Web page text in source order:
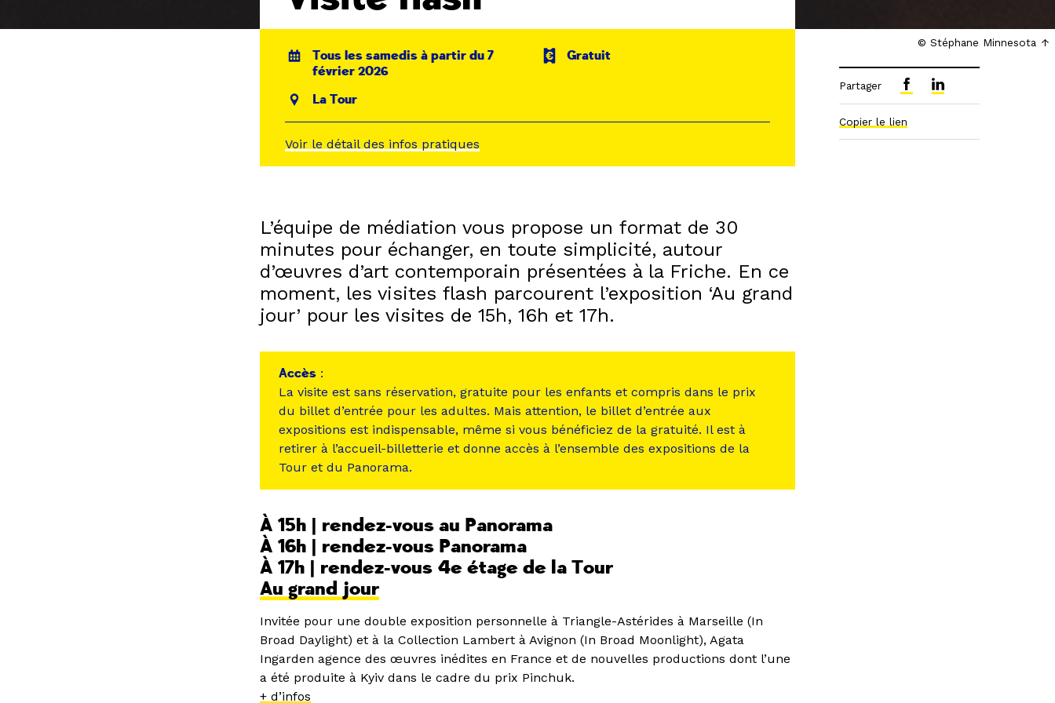
© Stéphane Minnesota
Tous les samedis à partir du 7
février 2026
Gratuit
La Tour
Voir le détail des infos pratiques
L’équipe de médiation vous propose un format de 30
minutes pour échanger, en toute simplicité, autour
d’œuvres d’art contemporain présentées à la Friche. En ce
moment, les visites flash parcourent l’exposition ‘Au grand
jour’ pour les visites de 15h, 16h et 17h.
Accès :
La visite est sans réservation, gratuite pour les enfants et compris dans le prix
du billet d’entrée pour les adultes. Mais attention, le billet d’entrée aux
expositions est indispensable, même si vous bénéficiez de la gratuité. Il est à
retirer à l’accueil-billetterie et donne accès à l’ensemble des expositions de la
Tour et du Panorama.
À 15h | rendez-vous au Panorama
À 16h | rendez-vous Panorama
À 17h | rendez-vous 4e étage de la Tour
Au grand jour
Invitée pour une double exposition personnelle à Triangle-Astérides à Marseille (In
Broad Daylight) et à la Collection Lambert à Avignon (In Broad Moonlight), Agata
Ingarden agence des œuvres inédites en France et de nouvelles productions dont l’une
a été produite à Kyiv dans le cadre du prix Pinchuk.
+ d’infos
Partager
Copier le lien